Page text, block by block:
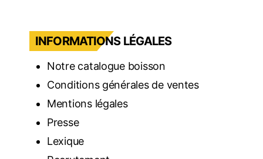
INFORMATIONS LÉGALES
Notre catalogue boisson
Conditions générales de ventes
Mentions légales
Presse
Lexique